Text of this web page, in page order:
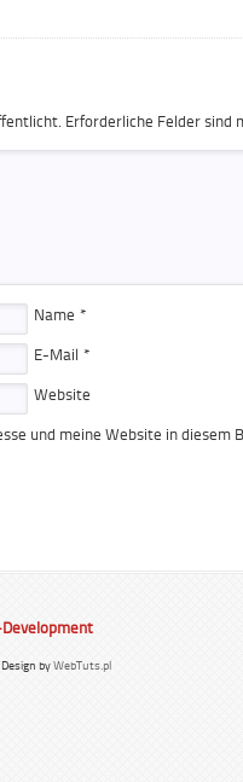
Erforderliche Felder sind
Name *
E-Mail *
Website
und meine Website in diesem
byWebTuts.pl